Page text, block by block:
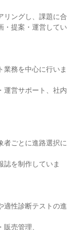
リングし、課題に合
・提案・運営してい
業務を中心に行いま
運営サポート、社内
者ごとに進路選択に
誌を制作していま
適性診断テストの進
売管理、